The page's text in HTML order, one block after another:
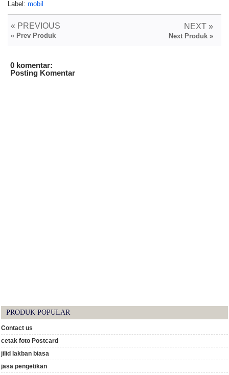
Label: mobil
« PREVIOUS
« Prev Produk
NEXT »
Next Produk »
0 komentar:
Posting Komentar
PRODUK POPULAR
Contact us
cetak foto Postcard
jilid lakban biasa
jasa pengetikan